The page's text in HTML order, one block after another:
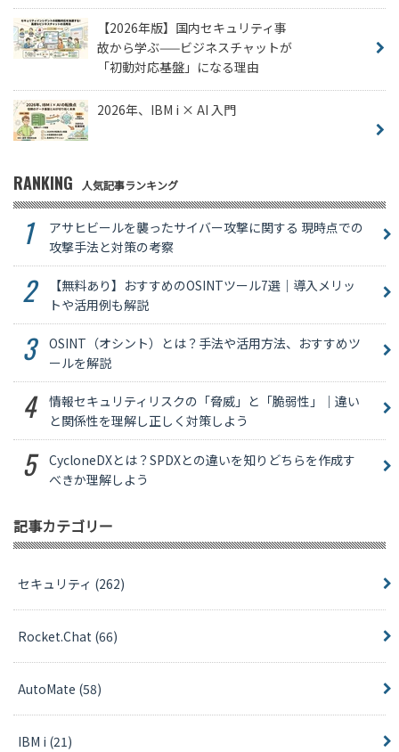
【2026年版】国内セキュリティ事
故から学ぶ——ビジネスチャットが
「初動対応基盤」になる理由
2026年、IBM i × AI 入門
RANKING 人気記事ランキング
アサヒビールを襲ったサイバー攻撃に関する 現時点での
攻撃手法と対策の考察
【無料あり】おすすめのOSINTツール7選｜導入メリッ
トや活用例も解説
OSINT（オシント）とは？手法や活用方法、おすすめツ
ールを解説
情報セキュリティリスクの「脅威」と「脆弱性」｜違い
と関係性を理解し正しく対策しよう
CycloneDXとは？SPDXとの違いを知りどちらを作成す
べきか理解しよう
記事カテゴリー
セキュリティ (262)
Rocket.Chat (66)
AutoMate (58)
IBM i (21)